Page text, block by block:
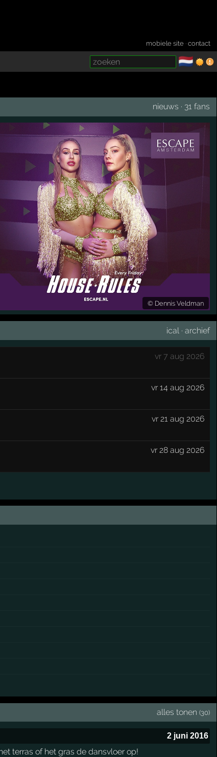
mobiele site ·contact
🇳🇱
nieuws · 31 fans
© Dennis Veldman
ical ·archief
vr 7 aug 2026
vr 14 aug 2026
vr 21 aug 2026
vr 28 aug 2026
alles tonen (30)
2 juni 2016
terras of het gras de dansvloer op!